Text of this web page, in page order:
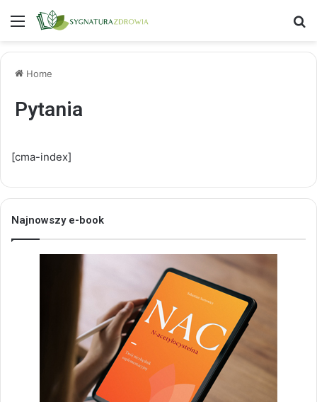
Menu
Home
Pytania
[cma-index]
Najnowszy e-book